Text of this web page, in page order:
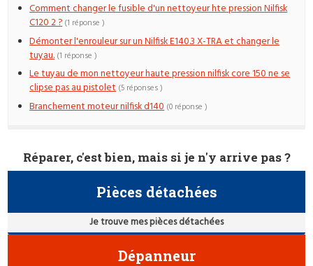
Comment changer le fusible d'un nettoyeur hte pression Nilfisk
C120 2 ? (1 réponse )
Démonter l'enrouleur sur un Nilfisk E140.3 X-TRA et changer le
tuyau. (1 réponse )
Le tuyau de mon nettoyeur haute pression nilfisk core 150 ne se
clipse pas au pistolet (5 réponses )
Branchement moteur nilfisk d140 (0 réponse )
Réparer, c'est bien, mais si je n'y arrive pas ?
Pièces détachées
Je trouve mes pièces détachées
Dépanneur